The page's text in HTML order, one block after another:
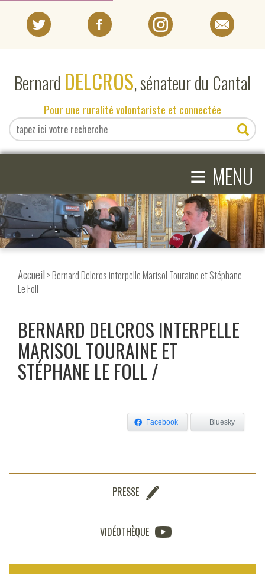
Bernard DELCROS, sénateur du Cantal
Pour une ruralité volontariste et connectée
≡ MENU
EN DIRECT DU SÉNAT
EN DIRECT DU CANTAL
COMPRENDRE LE SÉNAT
Accueil > Bernard Delcros interpelle Marisol Touraine et Stéphane
Le Foll
BERNARD DELCROS INTERPELLE
MARISOL TOURAINE ET
STÉPHANE LE FOLL
Facebook Bluesky
PRESSE
VIDÉOTHÈQUE